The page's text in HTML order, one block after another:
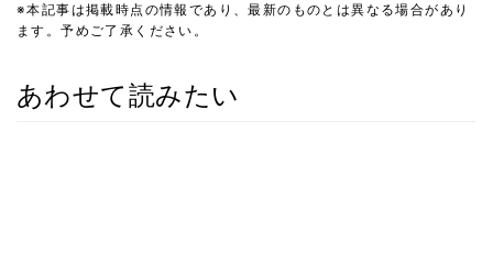
※本記事は掲載時点の情報であり、最新のものとは異なる場合があり
ます。予めご了承ください。
あわせて読みたい